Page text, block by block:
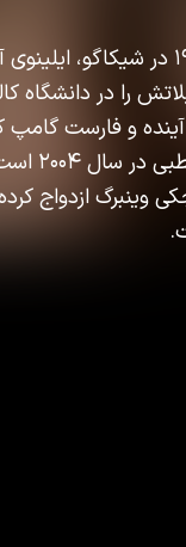
رابرت زمکیس، کارگردان و نویسنده،
را در دانشگاه
و فارست گامپ
را به
وینبرگ ازدواج